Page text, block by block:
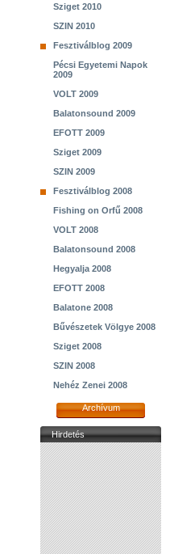
Sziget 2010
SZIN 2010
Fesztiválblog 2009
Pécsi Egyetemi Napok
2009
VOLT 2009
Balatonsound 2009
EFOTT 2009
Sziget 2009
SZIN 2009
Fesztiválblog 2008
Fishing on Orfű 2008
VOLT 2008
Balatonsound 2008
Hegyalja 2008
EFOTT 2008
Balatone 2008
Bűvészetek Völgye 2008
Sziget 2008
SZIN 2008
Nehéz Zenei 2008
Archívum
Hirdetés